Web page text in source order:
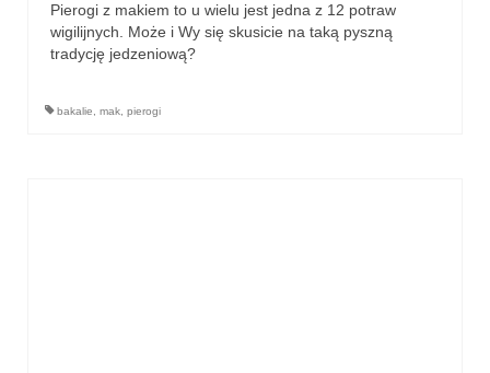
Pierogi z makiem to u wielu jest jedna z 12 potraw
wigilijnych. Może i Wy się skusicie na taką pyszną
tradycję jedzeniową?
bakalie mak pierogi